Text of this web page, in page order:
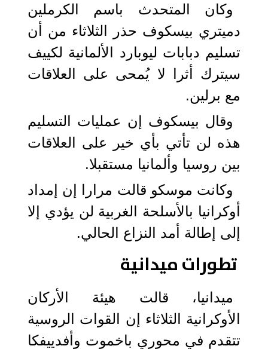
وكان المتحدث باسم الكرملين
دميتري بيسكوف حذر الثلاثاء من أن
تسليم دبابات ليوبارد الألمانية لكييف
سيترك أثرا لا يُمحى على العلاقات
مع برلين.
وقال بيسكوف إن عمليات التسليم
هذه لن تأتي بأي خير على العلاقات
بين روسيا وألمانيا مستقبلا.
وكانت موسكو قالت مرارا إن إمداد
أوكرانيا بالأسلحة الغربية لن يؤدي إلا
إلى إطالة أمد النزاع الحالي.
تطورات ميدانية
ميدانيا، قالت هيئة الأركان
الأوكرانية الثلاثاء إن القوات الروسية
تتقدم في محوري باخموت وأفدييفكا